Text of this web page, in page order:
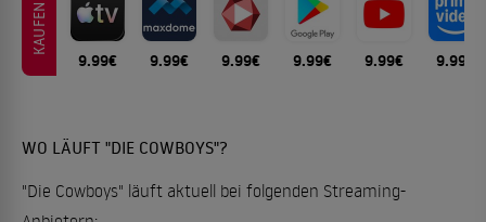
KAUFEN
9.99€ 9.99€ 9.99€ 9.99€ 9.99€ 9.99€
WO LÄUFT "DIE COWBOYS"?
"Die Cowboys" läuft aktuell bei folgenden Streaming-